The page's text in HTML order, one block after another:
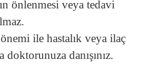
önlenmesi veya tedavi
ile hastalık veya ilaç
doktorunuza danışınız.